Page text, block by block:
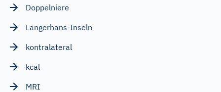
Doppelniere
Langerhans-Inseln
kontralateral
kcal
MRI